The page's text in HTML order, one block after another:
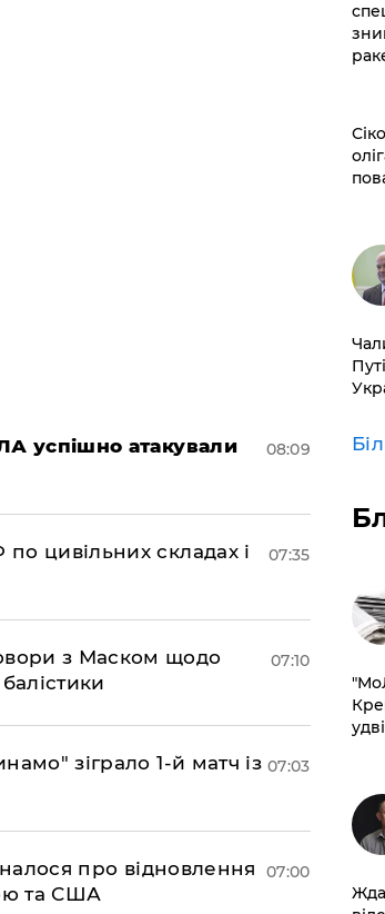
успішно атакували
08:09
цивільних складах і
07:35
з Маском щодо
07:10
зіграло 1-й матч із 07:03
про відновлення
та США
07:00